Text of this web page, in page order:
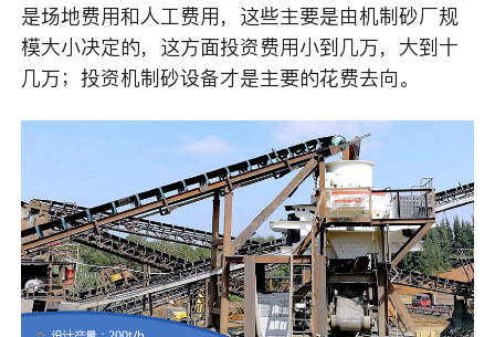
是场地费用和人工费用，这些主要是由机制砂厂规
模大小决定的，这方面投资费用小到几万，大到十
几万；投资机制砂设备才是主要的花费去向。